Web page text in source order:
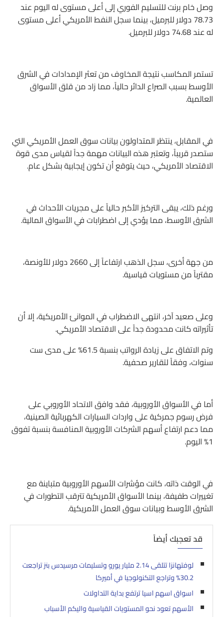
وصل خام برنت للتسليم الفوري إلى أعلى مستوى له اليوم عند
78.73 دولار للبرميل، بينما سجل النفط الأمريكي أعلى مستوى
له عند 74.68 دولار للبرميل.
تستمر المكاسب نتيجة المخاوف من تعثر الإمدادات في الشرق
الأوسط بسبب الصراع الدائر حالياً، مما زاد من قلق الأسواق
العالمية.
في المقابل، ينتظر المتداولون بيانات سوق العمل الأمريكي التي
ستصدر قريباً، وتعتبر هذه البيانات مهمة جداً لقياس مدى قوة
الاقتصاد الأمريكي، حيث يتوقع أن تكون إيجابية بشكل عام.
ورغم ذلك، يبقى التركيز الأكبر حالياً على مجريات الأحداث في
الشرق الأوسط، مما يؤدي إلى اضطرابات في الأسواق المالية.
من جهة أخرى، سجل الذهب ارتفاعاً إلى 2660 دولار للأونصة،
مقترباً من مستويات قياسية.
وعلى صعيد آخر، انتهى الاضطراب في الموانئ الأمريكية، إلا أن
تأثيراته كانت محدودة جداً على الاقتصاد الأمريكي.
وتم الاتفاق على زيادة الرواتب بنسبة 61.5% على مدى ست
سنوات، وفقاً لتقارير صحفية.
أما في الأسواق الأوروبية، فقد وافق الاتحاد الأوروبي على
فرض رسوم جمركية على واردات السيارات الكهربائية الصينية،
مما دعم ارتفاع أسهم الشركات الأوروبية المنافسة بنسبة تفوق
1% اليوم.
في الوقت ذاته، كانت مؤشرات الأسهم الأوروبية متباينة مع
تغييرات طفيفة، بينما الأسواق الأمريكية تترقب التطورات في
الشرق الأوسط وبيانات سوق العمل الأمريكية.
قد تعجبك أيضاً
لوفتهانزا تتلقى 2.14 مليار يورو وتسليمات مرسيدس بنز تراجعت
30.2% وتراجع التكنولوجيا في أميركا
اسواق اسهم اسيا ترتفع بداية التداولات
الأسهم تعود نحو المستويات القياسية واليكم الأسباب